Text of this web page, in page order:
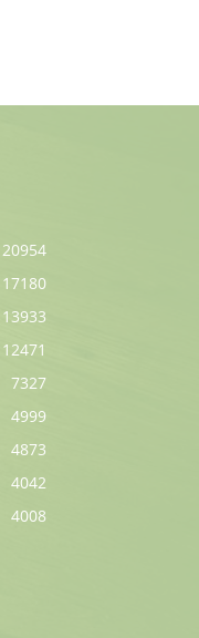
20954
17180
13933
12471
7327
4999
4873
4042
4008